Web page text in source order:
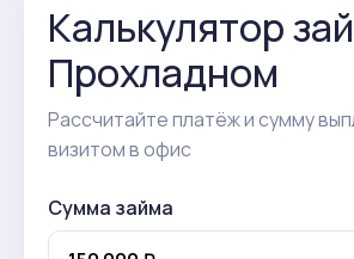
Калькулятор
Прохладном
Рассчитайте платёж и сумму
визитом в офис
Сумма займа